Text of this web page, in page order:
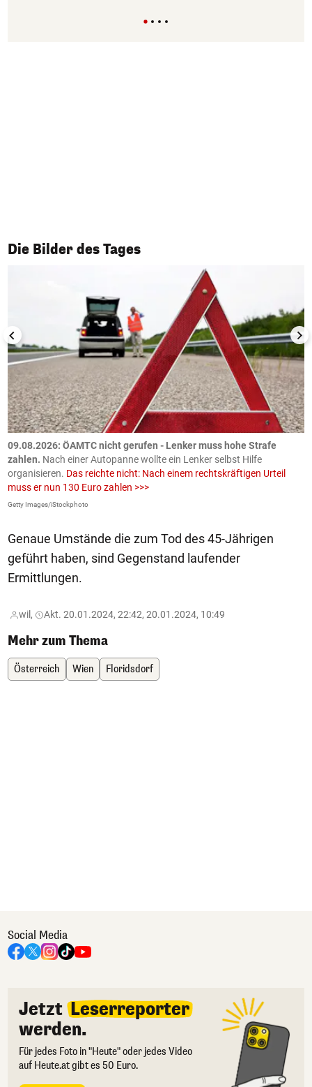
Die Bilder des Tages
1/50
09.08.2026: ÖAMTC nicht gerufen - Lenker muss hohe Strafe
zahlen. Nach einer Autopanne wollte ein Lenker selbst Hilfe
organisieren. Das reichte nicht: Nach einem rechtskräftigen Urteil
muss er nun 130 Euro zahlen >>>
Getty Images/iStockphoto
Genaue Umstände die zum Tod des 45-Jährigen
geführt haben, sind Gegenstand laufender
Ermittlungen.
wil, Akt. 20.01.2024, 22:42, 20.01.2024, 10:49
Mehr zum Thema
Österreich Wien Floridsdorf
Social Media
Jetzt Leserreporter
werden.
Für jedes Foto in "Heute" oder jedes Video
auf Heute.at gibt es 50 Euro.